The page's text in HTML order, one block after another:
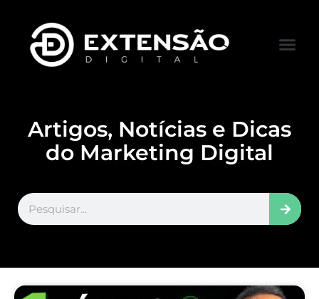
Artigos, Notícias e Dicas
do Marketing Digital